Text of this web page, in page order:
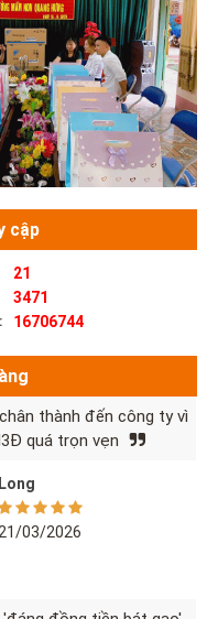
cập
21
3471
16706744
thành đến công ty vì
quá trọn vẹn
Long
03/2026